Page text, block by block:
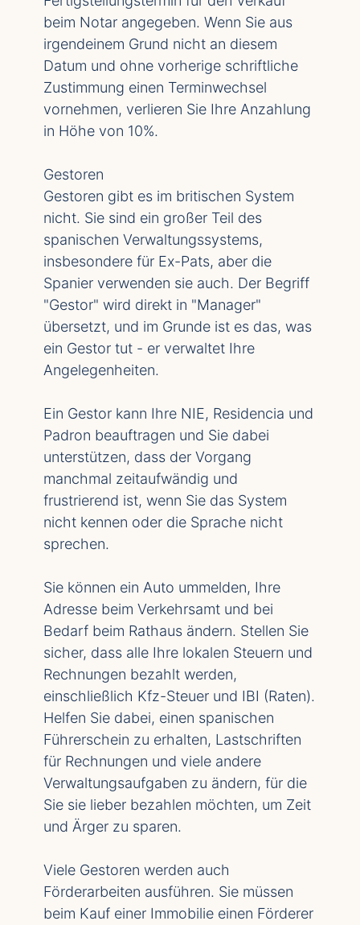
beim Notar angegeben. Wenn Sie aus
irgendeinem Grund nicht an diesem
Datum und ohne vorherige schriftliche
Zustimmung einen Terminwechsel
vornehmen, verlieren Sie Ihre Anzahlung
in Höhe von 10%.
Gestoren
Gestoren gibt es im britischen System
nicht. Sie sind ein großer Teil des
spanischen Verwaltungssystems,
insbesondere für Ex-Pats, aber die
Spanier verwenden sie auch. Der Begriff
"Gestor" wird direkt in "Manager"
übersetzt, und im Grunde ist es das, was
ein Gestor tut - er verwaltet Ihre
Angelegenheiten.
Ein Gestor kann Ihre NIE, Residencia und
Padron beauftragen und Sie dabei
unterstützen, dass der Vorgang
manchmal zeitaufwändig und
frustrierend ist, wenn Sie das System
nicht kennen oder die Sprache nicht
sprechen.
Sie können ein Auto ummelden, Ihre
Adresse beim Verkehrsamt und bei
Bedarf beim Rathaus ändern. Stellen Sie
sicher, dass alle Ihre lokalen Steuern und
Rechnungen bezahlt werden,
einschließlich Kfz-Steuer und IBI (Raten).
Helfen Sie dabei, einen spanischen
Führerschein zu erhalten, Lastschriften
für Rechnungen und viele andere
Verwaltungsaufgaben zu ändern, für die
Sie sie lieber bezahlen möchten, um Zeit
und Ärger zu sparen.
Viele Gestoren werden auch
Förderarbeiten ausführen. Sie müssen
beim Kauf einer Immobilie einen Förderer